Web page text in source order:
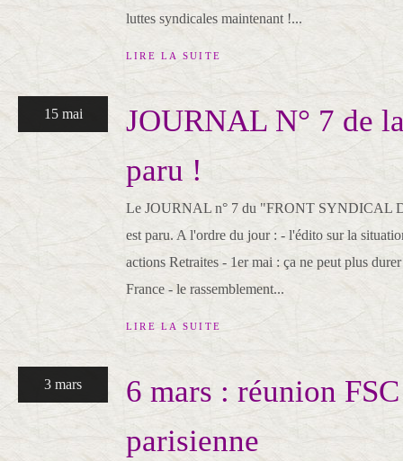
luttes syndicales maintenant !...
LIRE LA SUITE
15 mai
JOURNAL N° 7 de
paru !
Le JOURNAL n° 7 du "FRONT SYNDICAL
est paru. A l'ordre du jour : - l'édito sur la
actions Retraites - 1er mai : ça ne peut plus
France - le rassemblement...
LIRE LA SUITE
3 mars
6 mars : réunion
parisienne